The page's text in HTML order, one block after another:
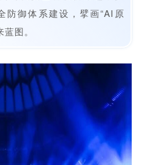
防御体系建设，擘画“AI原
图。